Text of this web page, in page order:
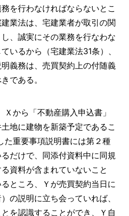
を行わなければならないとこ
業法は、宅建業者が取引の関
、誠実にその業務を行なわな
いるから（宅建業法31条）、
義務は、売買契約上の付随義
である。
から「不動産購入申込書」
地に建物を新築予定であるこ
重要事項説明書には第２種
だけで、同添付資料中に同規
資料が含まれていないこと
ところ、Ｙが売買契約当日に
の説明に立ち会っていれば、
を認識することができ、Ｙ自